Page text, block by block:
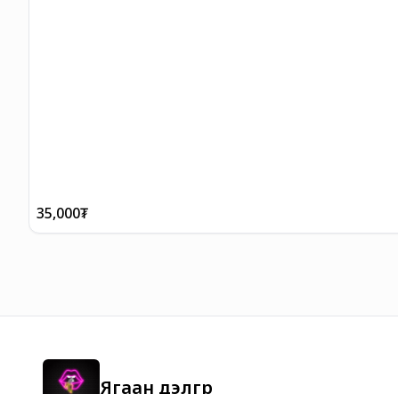
35,000₮
Ягаан дэлгүүр